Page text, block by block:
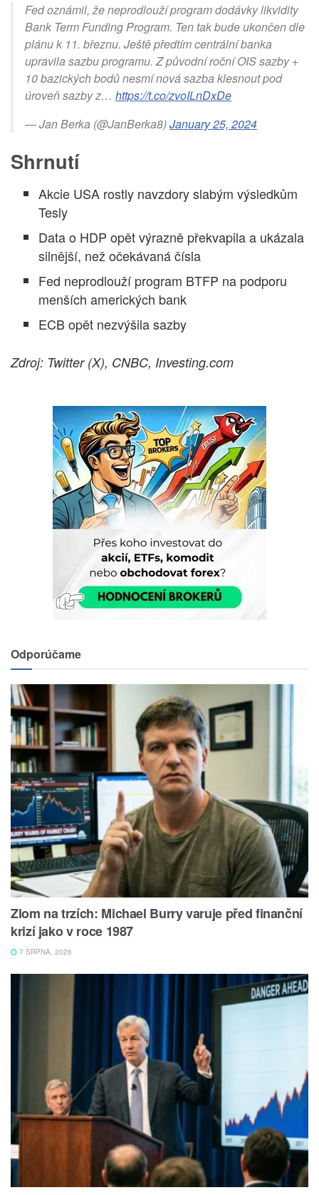
Fed oznámil, že neprodlouží program dodávky likvidity
Bank Term Funding Program. Ten tak bude ukončen dle
plánu k 11. březnu. Ještě předtím centrální banka
upravila sazbu programu. Z původní roční OIS sazby +
10 bazických bodů nesmí nová sazba klesnout pod
úroveň sazby z… https://t.co/zvoILnDxDe
— Jan Berka (@JanBerka8)January 25, 2024
Shrnutí
Akcie USA rostly navzdory slabým výsledkům
Tesly
Data o HDP opět výrazně překvapila a ukázala
silnější, než očekávaná čísla
Fed neprodlouží program BTFP na podporu
menších amerických bank
ECB opět nezvýšila sazby
Zdroj: Twitter (X), CNBC, Investing.com
Odporúčame
Zlom na trzích: Michael Burry varuje před finanční
krizí jako v roce 1987
7 SRPNA, 2026